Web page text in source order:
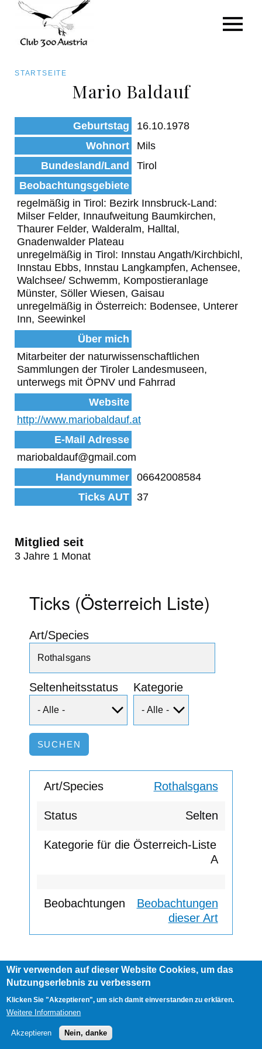
zum
Inhalt
Pfadnavigation
STARTSEITE
Mario Baldauf
Geburtstag
16.10.1978
Wohnort
Mils
Bundesland/Land
Tirol
Beobachtungsgebiete
regelmäßig in Tirol: Bezirk Innsbruck-Land:
Milser Felder, Innaufweitung Baumkirchen,
Thaurer Felder, Walderalm, Halltal,
Gnadenwalder Plateau
unregelmäßig in Tirol: Innstau Angath/Kirchbichl,
Innstau Ebbs, Innstau Langkampfen, Achensee,
Walchsee/ Schwemm, Kompostieranlage
Münster, Söller Wiesen, Gaisau
unregelmäßig in Österreich: Bodensee, Unterer
Inn, Seewinkel
Über mich
Mitarbeiter der naturwissenschaftlichen
Sammlungen der Tiroler Landesmuseen,
unterwegs mit ÖPNV und Fahrrad
Website
http://www.mariobaldauf.at
E-Mail Adresse
mariobaldauf@gmail.com
Handynummer
06642008584
Ticks AUT
37
Mitglied seit
3 Jahre 1 Monat
Ticks (Österreich Liste)
Art/Species
Seltenheitsstatus Kategorie
Art/Species
Status
Kategorie für die Österreich-Liste
Beobachtungen
Rothalsgans
Selten
A
Beobachtungen
dieser Art
Footer
menu
AGB Impressum Links
User
account
Anmelden
Wir verwenden auf dieser Website Cookies, um das
Nutzungserlebnis zu verbessern
Klicken Sie "Akzeptieren", um sich damit einverstanden zu erklären.
Weitere Informationen
Akzeptieren Nein, danke